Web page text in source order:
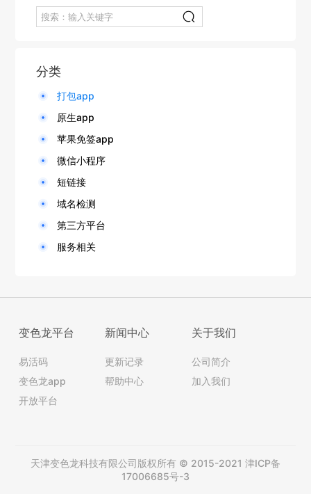
分类
打包app
原生app
苹果免签app
微信小程序
短链接
域名检测
第三方平台
服务相关
变色龙平台
易活码
变色龙app
开放平台
新闻中心
更新记录
帮助中心
关于我们
公司简介
加入我们
天津变色龙科技有限公司版权所有 © 2015-2021 津ICP备
17006685号-3